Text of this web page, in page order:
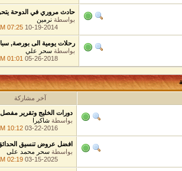
حادث مروري في الدوحة يتحول...
بواسطةنرمين
10-19-2014
07:25 AM
رحلات يومية الى بورصة, سبانجا...
بواسطةسحر علي
05-26-2018
01:01 PM
آخر مشاركة
دورات الخليج وتقرير مفصل عنها
بواسطةشاكيرا
03-22-2016
10:12 PM
افضل عروض تنسيق الحدائق...
بواسطةسحر محمد على
03-15-2025
02:19 AM